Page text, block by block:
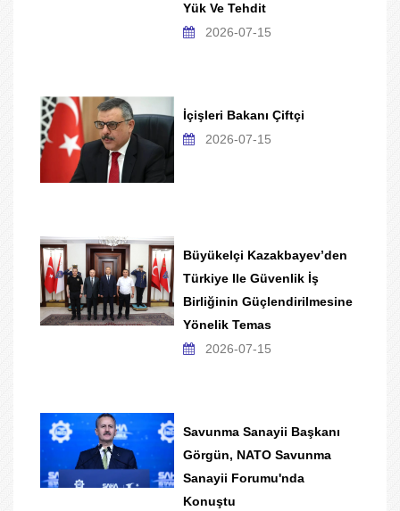
Yük Ve Tehdit
2026-07-15
İçişleri Bakanı Çiftçi
2026-07-15
Büyükelçi Kazakbayev’den
Türkiye Ile Güvenlik İş
Birliğinin Güçlendirilmesine
Yönelik Temas
2026-07-15
Savunma Sanayii Başkanı
Görgün, NATO Savunma
Sanayii Forumu'nda
Konuştu